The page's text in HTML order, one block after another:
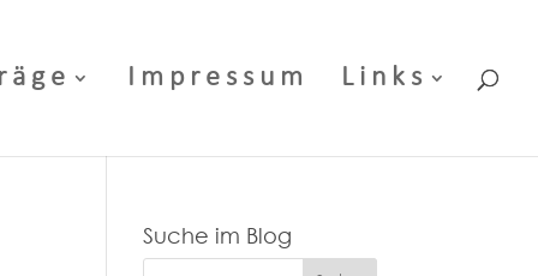
Impressum Links
Suche im Blog